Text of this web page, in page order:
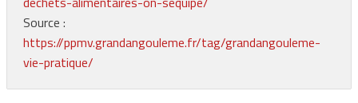
Source :
https://ppmv.grandangouleme.fr/tag/grandangouleme-
vie-pratique/